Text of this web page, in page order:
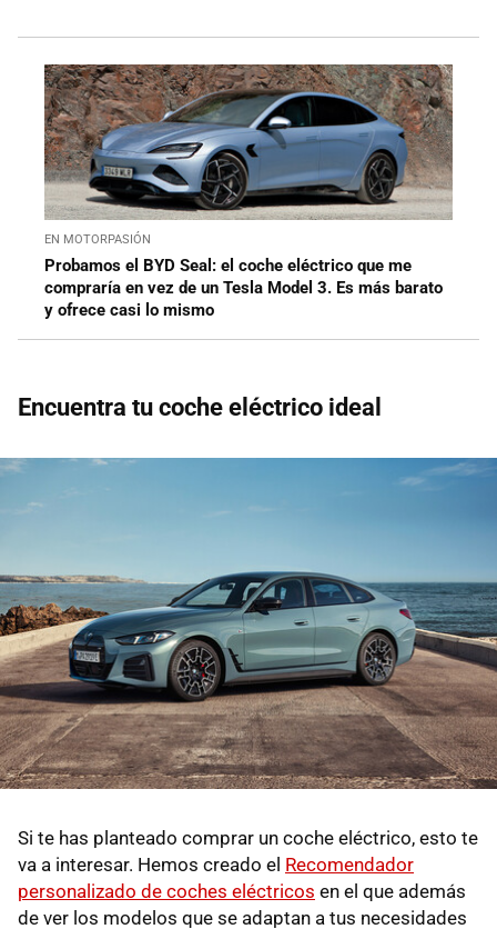
EN MOTORPASIÓN
Probamos el BYD Seal: el coche eléctrico que me
compraría en vez de un Tesla Model 3. Es más barato
y ofrece casi lo mismo
Encuentra tu coche eléctrico ideal
Si te has planteado comprar un coche eléctrico, esto te
va a interesar. Hemos creado el Recomendador
personalizado de coches eléctricos en el que además
de ver los modelos que se adaptan a tus necesidades